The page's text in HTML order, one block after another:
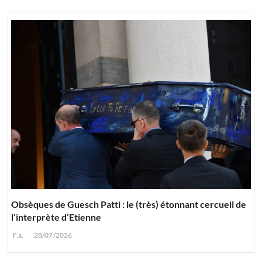
Obsèques de Guesch Patti : le (très) étonnant cercueil de
l’interprète d’Etienne
F.a. 28/07/2026